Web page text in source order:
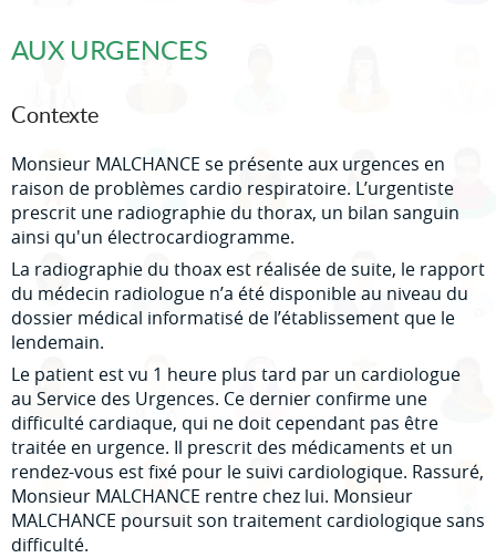
AUX URGENCES
Contexte
Monsieur MALCHANCE se présente aux urgences en
raison de problèmes cardio respiratoire. L’urgentiste
prescrit une radiographie du thorax, un bilan sanguin
ainsi qu'un électrocardiogramme.
La radiographie du thoax est réalisée de suite, le rapport
du médecin radiologue n’a été disponible au niveau du
dossier médical informatisé de l’établissement que le
lendemain.
Le patient est vu 1 heure plus tard par un cardiologue
au Service des Urgences. Ce dernier confirme une
difficulté cardiaque, qui ne doit cependant pas être
traitée en urgence. Il prescrit des médicaments et un
rendez-vous est fixé pour le suivi cardiologique. Rassuré,
Monsieur MALCHANCE rentre chez lui. Monsieur
MALCHANCE poursuit son traitement cardiologique sans
difficulté.